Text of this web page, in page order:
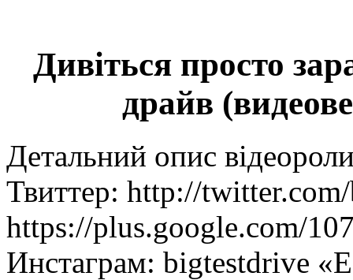
Дивіться просто
драйв
Детальний опис
Твиттер: http://
https://plus.google.com/
Инстаграм: bigtestdrive